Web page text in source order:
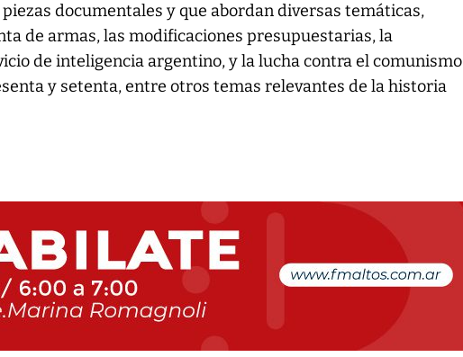
documentales y que abordan diversas temáticas,
de armas, las modificaciones presupuestarias, la
de inteligencia argentino, y la lucha contra el comunismo
y setenta, entre otros temas relevantes de la historia